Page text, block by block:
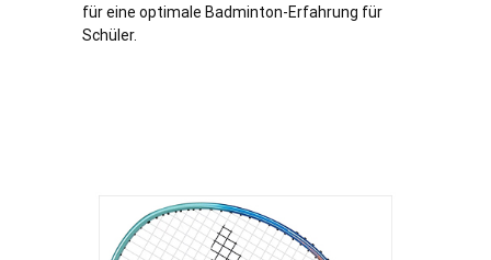
für eine optimale Badminton-Erfahrung für
Schüler.